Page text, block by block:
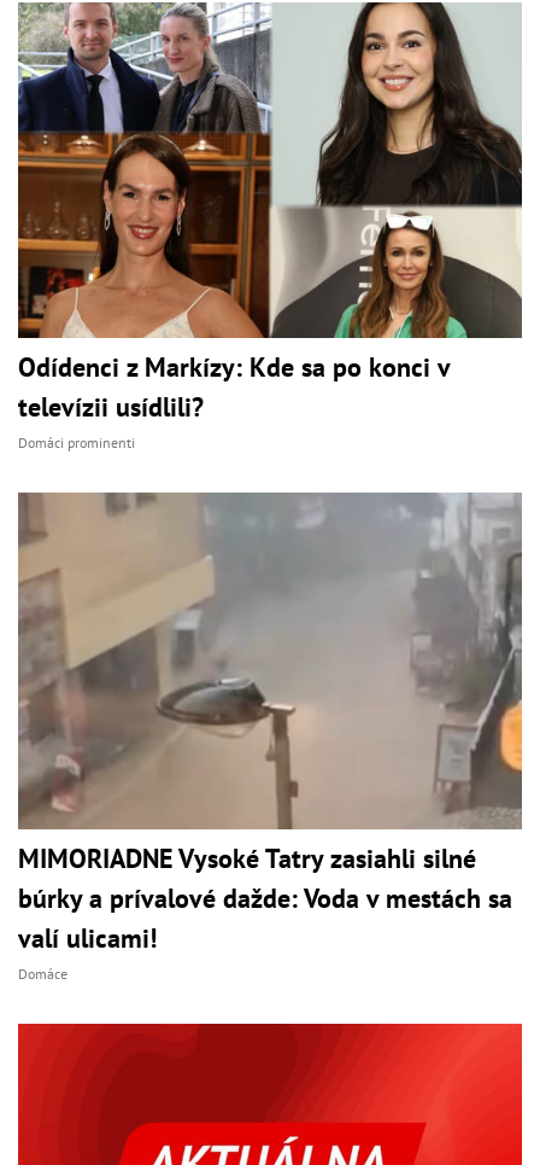
Odídenci z Markízy: Kde sa po konci v
televízii usídlili?
Domáci prominenti
MIMORIADNE Vysoké Tatry zasiahli silné
búrky a prívalové dažde: Voda v mestách sa
valí ulicami!
Domáce